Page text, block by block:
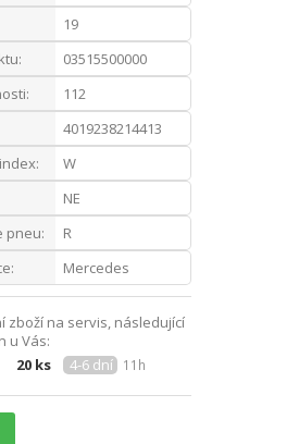
19
03515500000
112
4019238214413
W
NE
pneu:
R
Mercedes
zboží na servis, následující
u Vás:
20 ks 4-6 dní 11h